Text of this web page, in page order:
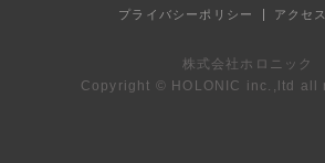
プライバシーポリシー
アクセス
株式会社ホロニック
Copyright © HOLONIC inc.,ltd all